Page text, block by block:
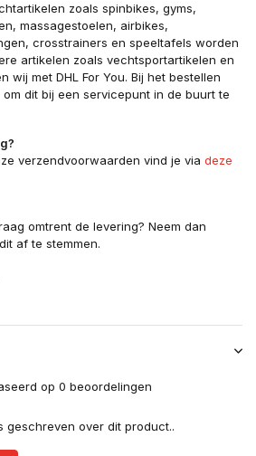
zoals spinbikes, gyms,
massagestoelen, airbikes,
crosstrainers en speeltafels worden
artikelen zoals vechtsportartikelen en
wij met DHL For You. Bij het bestellen
dit bij een servicepunt in de buurt te
verzendvoorwaarden vind je via deze
omtrent de levering? Neem dan
af te stemmen.
op 0 beoordelingen
geschreven over dit product..